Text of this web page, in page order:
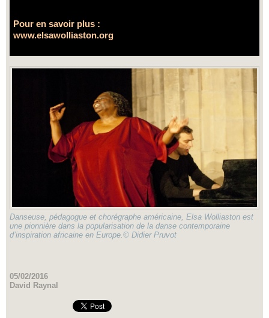
Pour en savoir plus :
www.elsawolliaston.org
Danseuse, pédagogue et chorégraphe américaine, Elsa Wolliaston est
une pionnière dans la popularisation de la danse contemporaine
d’inspiration africaine en Europe.© Didier Pruvot
05/02/2016
David Raynal